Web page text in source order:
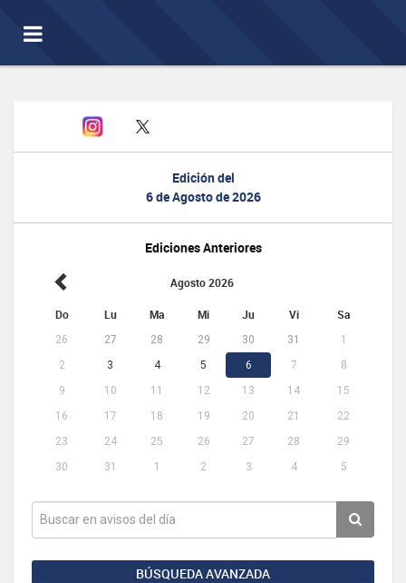
Toggle
navigation
Edición del
6 de Agosto de 2026
Ediciones Anteriores
Agosto 2026
Do Lu Ma Mi Ju Vi Sa
26 27 28 29 30 31
1
2
3 4 5 6 7
8
9
10 11 12 13 14
15
16
17 18 19 20 21
22
23
24 25 26 27 28
29
30
31 1 2 3 4 5
BÚSQUEDA AVANZADA